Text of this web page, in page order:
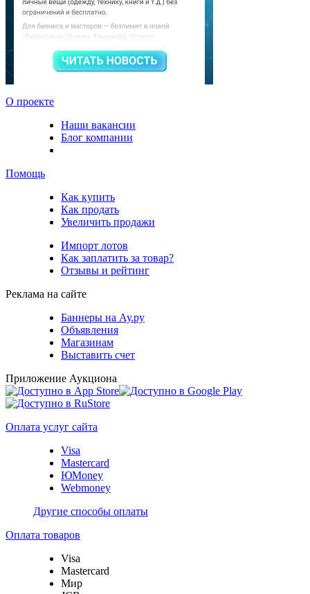
О проекте
Наши вакансии
Блог компании
Помощь
Как купить
Как продать
Увеличить продажи
Импорт лотов
Как заплатить за товар?
Отзывы и рейтинг
Реклама на сайте
Баннеры на Ау.ру
Объявления
Магазинам
Выставить счет
Приложение Аукциона
Оплата услуг сайта
Visa
Mastercard
ЮMoney
Webmoney
Другие способы оплаты
Оплата товаров
Visa
Mastercard
Мир